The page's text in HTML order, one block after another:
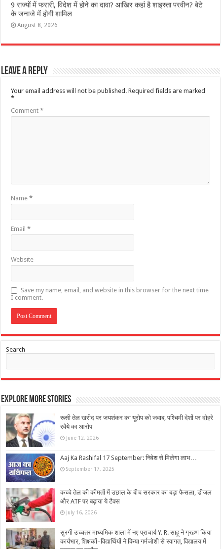
9 राज्‍यों में फरारी, व‍िदेश में होने का दावा? आख‍िर कहां है शाइस्‍ता परवीन? बेटे
के जनाजे में होगी शामिल
August 8, 2026
Leave a Reply
Your email address will not be published. Required fields are marked
*
Comment*
Name*
Email*
Website
Save my name, email, and website in this browser for the next time
I comment.
Search
Explore More Stories
रूसी तेल खरीद पर जयशंकर का यूरोप को जवाब, पश्चिमी देशों पर दोहरे
रवैये का आरोप
June 12, 2026
Aaj Ka Rashifal 17 September: निवेश से मिलेगा लाभ…
September 17, 2025
कच्चे तेल की कीमतों में उछाल के बीच सरकार का बड़ा फैसला, डीजल
और ATF पर बढ़ाया ये टैक्स
July 16, 2026
सुरगी उच्चतर माध्यमिक शाला में नए प्राचार्य Y. R. साहू ने ग्रहण किया
कार्यभार, शिक्षकों–विद्यार्थियों ने किया गर्मजोशी से स्वागत, विद्यालय में